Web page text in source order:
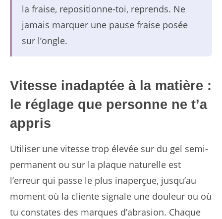
la fraise, repositionne-toi, reprends. Ne
jamais marquer une pause fraise posée
sur l’ongle.
Vitesse inadaptée à la matière :
le réglage que personne ne t’a
appris
Utiliser une vitesse trop élevée sur du gel semi-
permanent ou sur la plaque naturelle est
l’erreur qui passe le plus inaperçue, jusqu’au
moment où la cliente signale une douleur ou où
tu constates des marques d’abrasion. Chaque